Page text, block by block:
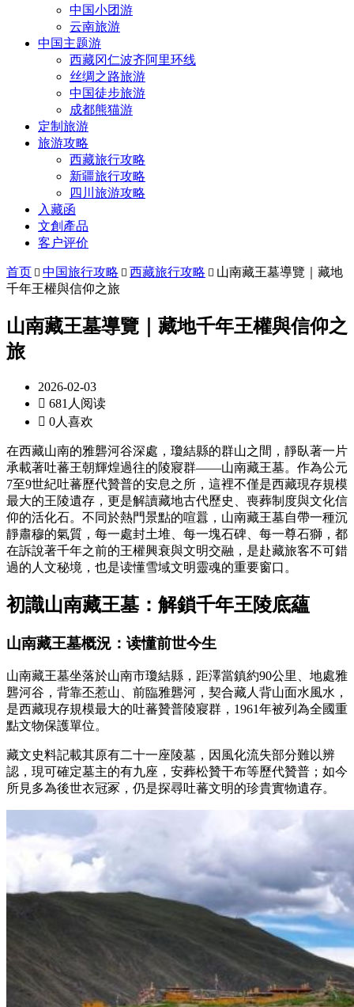
中国小团游
云南旅游
中国主题游
西藏冈仁波齐阿里环线
丝绸之路旅游
中国徒步旅游
成都熊猫游
定制旅游
旅游攻略
西藏旅行攻略
新疆旅行攻略
四川旅游攻略
入藏函
文創產品
客户评价
首页  中国旅行攻略  西藏旅行攻略  山南藏王墓導覽｜藏地
千年王權與信仰之旅
山南藏王墓導覽｜藏地千年王權與信仰之
旅
2026-02-03
 681人阅读
 0人喜欢
在西藏山南的雅礱河谷深處，瓊結縣的群山之間，靜臥著一片
承載著吐蕃王朝輝煌過往的陵寢群——山南藏王墓。作為公元
7至9世紀吐蕃歷代贊普的安息之所，這裡不僅是西藏現存規模
最大的王陵遺存，更是解讀藏地古代歷史、喪葬制度與文化信
仰的活化石。不同於熱門景點的喧囂，山南藏王墓自帶一種沉
靜肅穆的氣質，每一處封土堆、每一塊石碑、每一尊石獅，都
在訴說著千年之前的王權興衰與文明交融，是赴藏旅客不可錯
過的人文秘境，也是读懂雪域文明靈魂的重要窗口。
初識山南藏王墓：解鎖千年王陵底蘊
山南藏王墓概況：读懂前世今生
山南藏王墓坐落於山南市瓊結縣，距澤當鎮約90公里、地處雅
礱河谷，背靠丕惹山、前臨雅礱河，契合藏人背山面水風水，
是西藏現存規模最大的吐蕃贊普陵寢群，1961年被列為全國重
點文物保護單位。
藏文史料記載其原有二十一座陵墓，因風化流失部分難以辨
認，現可確定墓主的有九座，安葬松贊干布等歷代贊普；如今
所見多為後世衣冠冢，仍是探尋吐蕃文明的珍貴實物遺存。